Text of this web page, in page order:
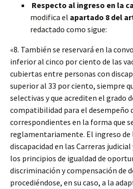
Respecto al ingreso en la
modifica el apartado 8 del
redactado como sigue:
«8. También se reservará en la
inferior al cinco por ciento de las
cubiertas entre personas con
superior al 33 por ciento, siempre
selectivas y que acrediten el grado
compatibilidad para el desempeño
correspondientes en la forma que
reglamentariamente. El ingreso de
discapacidad en las Carreras
los principios de igualdad de
discriminación y compensación de
procediéndose, en su caso, a la